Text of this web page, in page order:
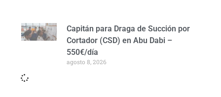
Capitán para Draga de Succión por
Cortador (CSD) en Abu Dabi –
550€/día
agosto 8, 2026